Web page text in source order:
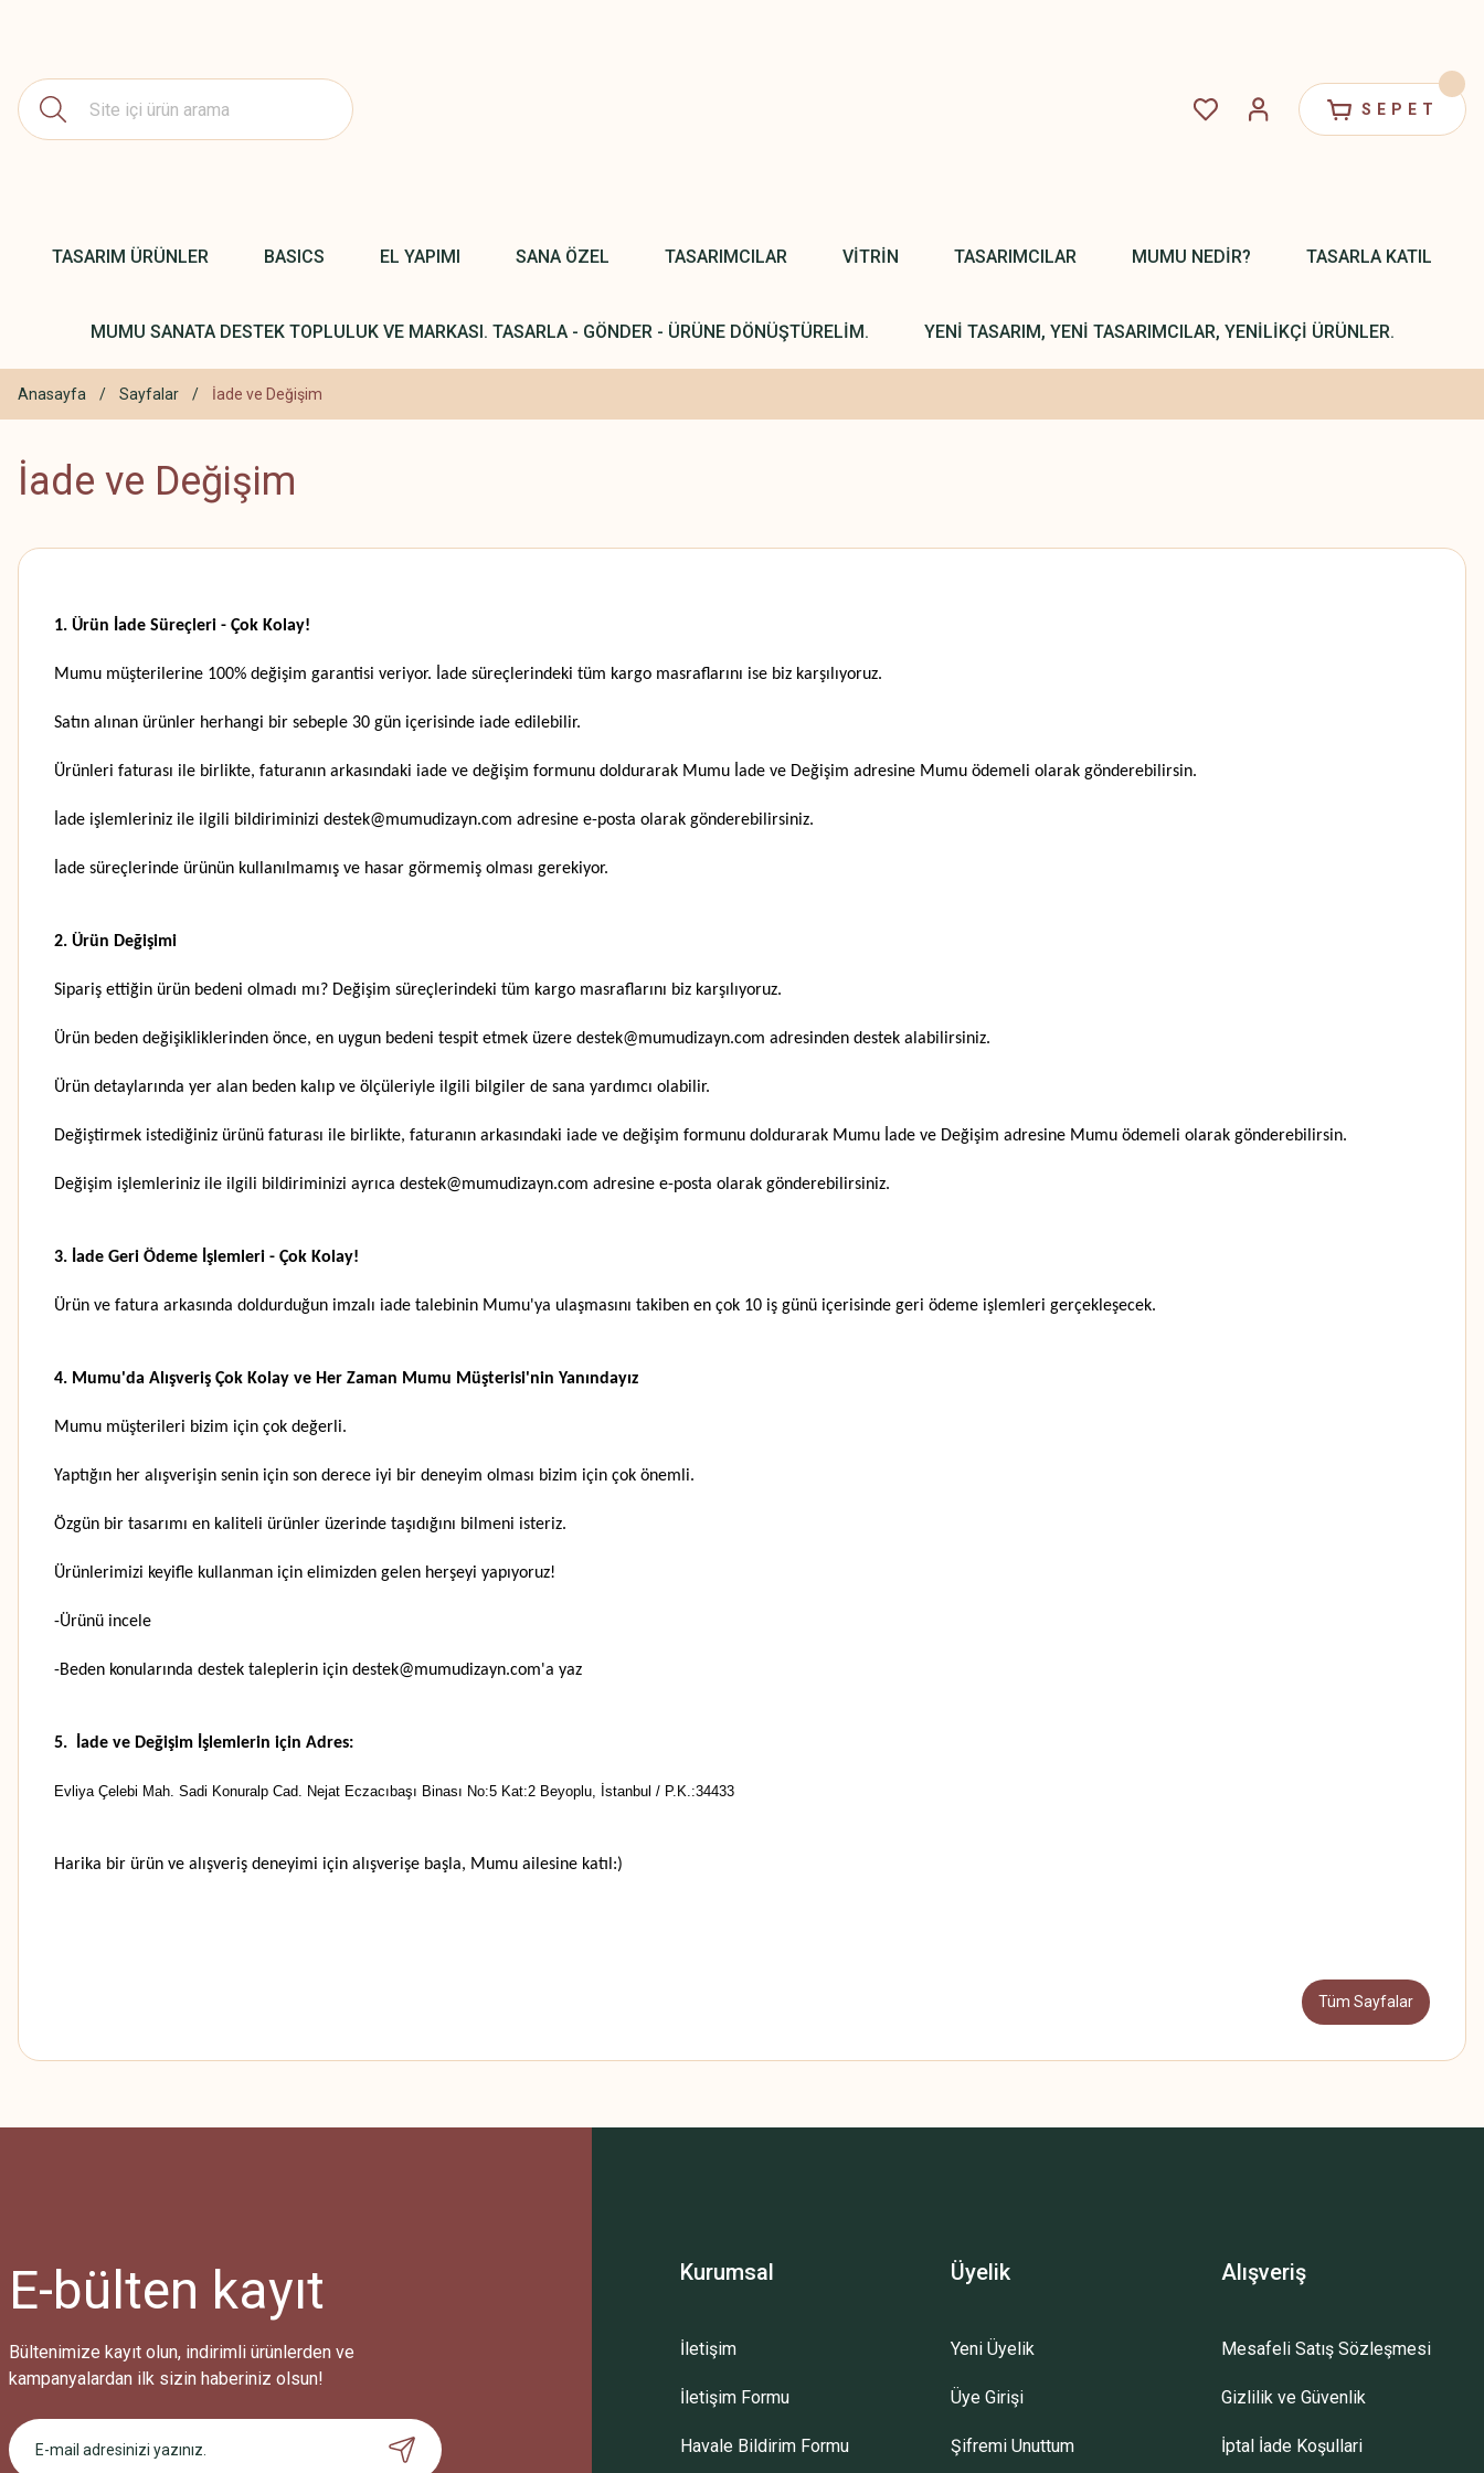
SEPET
TASARIM ÜRÜNLER BASICS EL YAPIMI SANA ÖZEL TASARIMCILAR VİTRİN TASARIMCILAR MUMU NEDİR? TASARLA KATIL
MUMU SANATA DESTEK TOPLULUK VE MARKASI. TASARLA - GÖNDER - ÜRÜNE DÖNÜŞTÜRELİM. YENİ TASARIM, YENİ TASARIMCILAR, YENİLİKÇİ ÜRÜNLER.
Anasayfa Sayfalar İade ve Değişim
İade ve Değişim
1. Ürün İade Süreçleri - Çok Kolay!
Mumu müşterilerine 100% değişim garantisi veriyor. İade süreçlerindeki tüm kargo masraflarını ise biz karşılıyoruz.
Satın alınan ürünler herhangi bir sebeple 30 gün içerisinde iade edilebilir.
Ürünleri faturası ile birlikte, faturanın arkasındaki iade ve değişim formunu doldurarak Mumu İade ve Değişim adresine Mumu ödemeli olarak gönderebilirsin.
İade işlemleriniz ile ilgili bildiriminizi destek@mumudizayn.com adresine e-posta olarak gönderebilirsiniz.
İade süreçlerinde ürünün kullanılmamış ve hasar görmemiş olması gerekiyor.
2. Ürün Değişimi
Sipariş ettiğin ürün bedeni olmadı mı? Değişim süreçlerindeki tüm kargo masraflarını biz karşılıyoruz.
Ürün beden değişikliklerinden önce, en uygun bedeni tespit etmek üzere destek@mumudizayn.com adresinden destek alabilirsiniz.
Ürün detaylarında yer alan beden kalıp ve ölçüleriyle ilgili bilgiler de sana yardımcı olabilir.
Değiştirmek istediğiniz ürünü faturası ile birlikte, faturanın arkasındaki iade ve değişim formunu doldurarak Mumu İade ve Değişim adresine Mumu ödemeli olarak gönderebilirsin.
Değişim işlemleriniz ile ilgili bildiriminizi ayrıca destek@mumudizayn.com adresine e-posta olarak gönderebilirsiniz.
3. İade Geri Ödeme İşlemleri - Çok Kolay!
Ürün ve fatura arkasında doldurduğun imzalı iade talebinin Mumu'ya ulaşmasını takiben en çok 10 iş günü içerisinde geri ödeme işlemleri gerçekleşecek.
4. Mumu'da Alışveriş Çok Kolay ve Her Zaman Mumu Müşterisi'nin Yanındayız
Mumu müşterileri bizim için çok değerli.
Yaptığın her alışverişin senin için son derece iyi bir deneyim olması bizim için çok önemli.
Özgün bir tasarımı en kaliteli ürünler üzerinde taşıdığını bilmeni isteriz.
Ürünlerimizi keyifle kullanman için elimizden gelen herşeyi yapıyoruz!
-Ürünü incele
-Beden konularında destek taleplerin için destek@mumudizayn.com'a yaz
5. İade ve Değişim İşlemlerin için Adres:
Evliya Çelebi Mah. Sadi Konuralp Cad. Nejat Eczacıbaşı Binası No:5 Kat:2 Beyoplu, İstanbul / P.K.:34433
Harika bir ürün ve alışveriş deneyimi için alışverişe başla, Mumu ailesine katıl:)
Tüm Sayfalar
E-bülten kayıt
Bültenimize kayıt olun, indirimli ürünlerden ve
kampanyalardan ilk sizin haberiniz olsun!
Kurumsal
İletişim
İletişim Formu
Havale Bildirim Formu
Üyelik
Yeni Üyelik
Üye Girişi
Şifremi Unuttum
Alışveriş
Mesafeli Satış Sözleşmesi
Gizlilik ve Güvenlik
İptal İade Koşullari